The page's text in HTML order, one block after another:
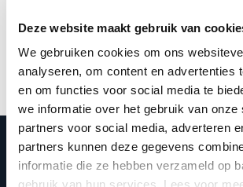
Deze website maakt gebruik van
We gebruiken cookies om ons
analyseren, om content en advertenties
en om functies voor social media te
we informatie over het gebruik van onze
partners voor social media, adverteren
partners kunnen deze gegevens
informatie die ze hebben verzameld op
gebruik van hun services. Lees voor
Deel deze pagina op:
STEL JE VRAAG